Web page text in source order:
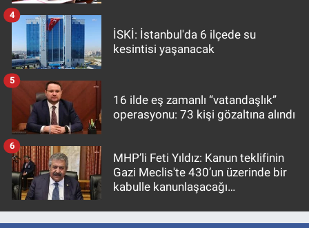
İSKİ: İstanbul'da 6 ilçede su
kesintisi yaşanacak
4
16 ilde eş zamanlı “vatandaşlık”
operasyonu: 73 kişi gözaltına alındı
5
MHP’li Feti Yıldız: Kanun teklifinin
Gazi Meclis'te 430’un üzerinde bir
kabulle kanunlaşacağı
6